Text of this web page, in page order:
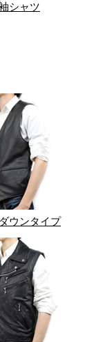
シャツ
ウンタイプ